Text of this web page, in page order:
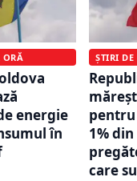
ORĂ
energie
în
ȘTIRI
pentru
1%
care